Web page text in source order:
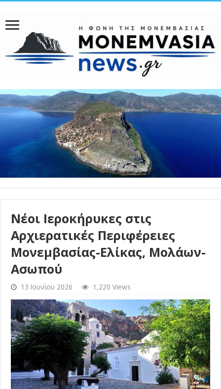
Νέοι Ιεροκήρυκες στις
Αρχιερατικές Περιφέρειες
Μονεμβασίας-Ελίκας, Μολάων-
Ασωπού
13 Ιουνίου 2026 1,220 Views